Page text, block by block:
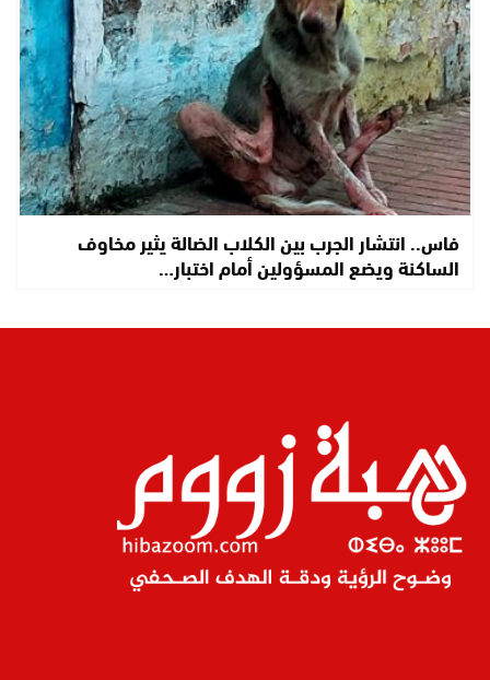
فاس.. انتشار الجرب بين الكلاب الضالة يثير مخاوف
الساكنة ويضع المسؤولين أمام اختبار…